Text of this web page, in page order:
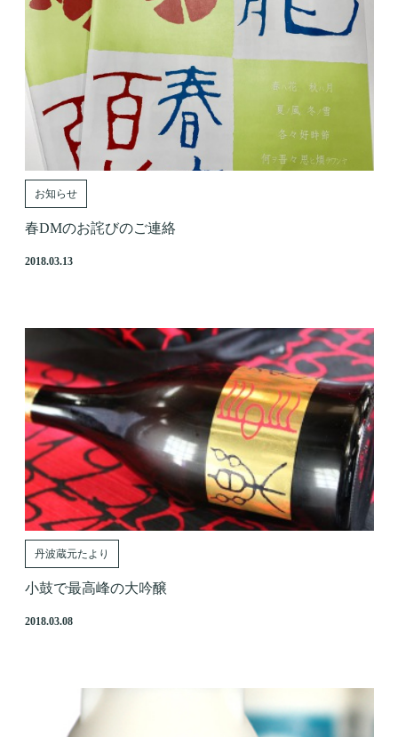
お知らせ
春DMのお詫びのご連絡
2018.03.13
丹波蔵元たより
小鼓で最高峰の大吟醸
2018.03.08